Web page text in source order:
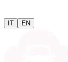
IT EN